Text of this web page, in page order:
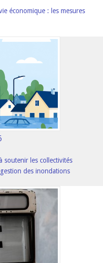
économique : les mesures
soutenir les collectivités
des inondations